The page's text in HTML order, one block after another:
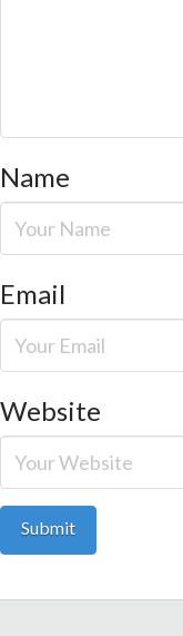
Name
Email
Website